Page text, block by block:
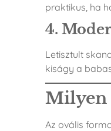
praktikus, ha
4.
Letisztult
kiságy a
Milyen
Az ovális